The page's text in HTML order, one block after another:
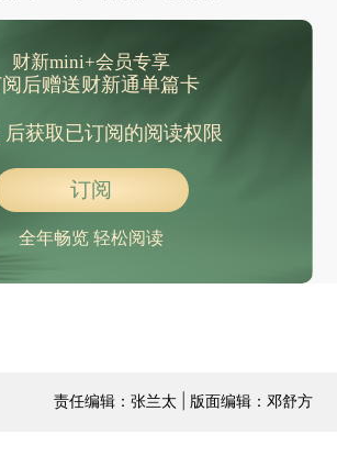
财新mini+会员专享
后赠送财新通单篇卡
后获取已订阅的阅读权限
订阅
全年畅览 轻松阅读
责任编辑：张兰太 | 版面编辑：邓舒方